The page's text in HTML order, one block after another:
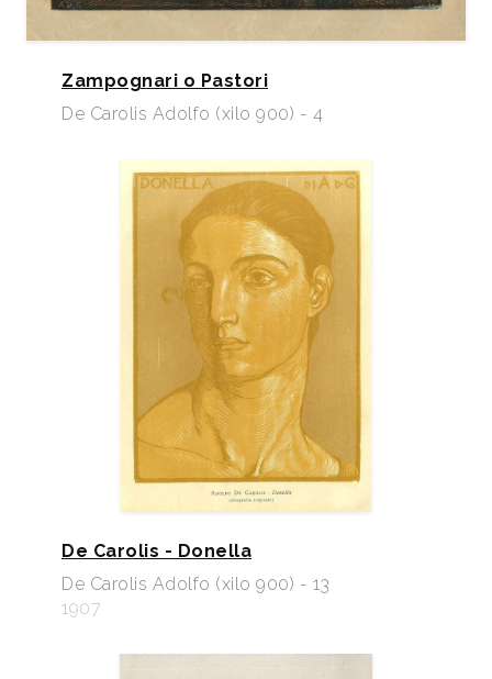
Zampognari o Pastori
De Carolis Adolfo (xilo 900) - 4
De Carolis - Donella
De Carolis Adolfo (xilo 900) - 13
1907